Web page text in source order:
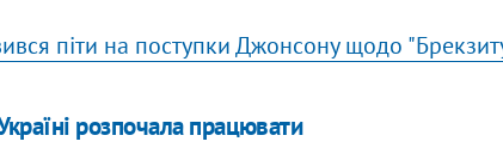
піти на поступки Джонсону щодо
розпочала працювати